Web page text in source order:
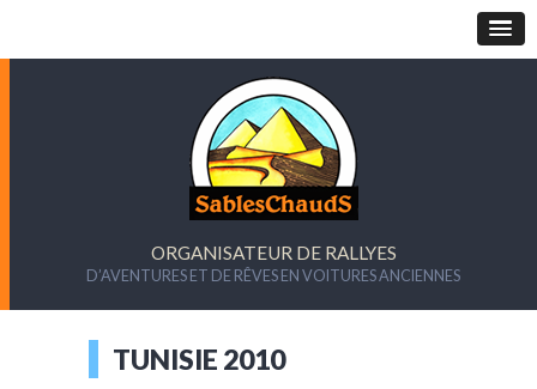
ORGANISATEUR DE RALLYES
D’AVENTURES ET DE RÊVES EN VOITURES ANCIENNES
TUNISIE 2010